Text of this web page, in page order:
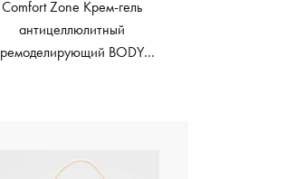
Comfort Zone Крем-гель
антицеллюлитный
ремоделирующий BODY